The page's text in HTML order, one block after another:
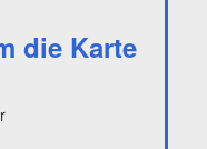
die Karte